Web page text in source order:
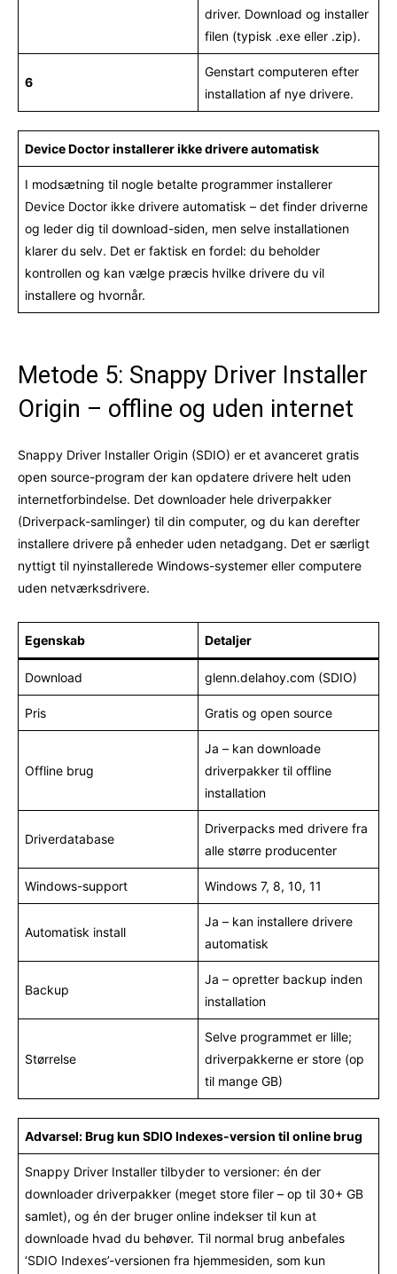
driver. Download og installer
filen (typisk .exe eller .zip).
6
Genstart computeren efter
installation af nye drivere.
Device Doctor installerer ikke drivere automatisk
I modsætning til nogle betalte programmer installerer
Device Doctor ikke drivere automatisk – det finder driverne
og leder dig til download-siden, men selve installationen
klarer du selv. Det er faktisk en fordel: du beholder
kontrollen og kan vælge præcis hvilke drivere du vil
installere og hvornår.
Metode 5: Snappy Driver Installer
Origin – offline og uden internet
Snappy Driver Installer Origin (SDIO) er et avanceret gratis
open source-program der kan opdatere drivere helt uden
internetforbindelse. Det downloader hele driverpakker
(Driverpack-samlinger) til din computer, og du kan derefter
installere drivere på enheder uden netadgang. Det er særligt
nyttigt til nyinstallerede Windows-systemer eller computere
uden netværksdrivere.
Egenskab Detaljer
Download glenn.delahoy.com (SDIO)
Pris Gratis og open source
Offline brug
Ja – kan downloade
driverpakker til offline
installation
Driverdatabase
Driverpacks med drivere fra
alle større producenter
Windows-support Windows 7, 8, 10, 11
Automatisk install
Ja – kan installere drivere
automatisk
Backup
Ja – opretter backup inden
installation
Størrelse
Selve programmet er lille;
driverpakkerne er store (op
til mange GB)
Advarsel: Brug kun SDIO Indexes-version til online brug
Snappy Driver Installer tilbyder to versioner: én der
downloader driverpakker (meget store filer – op til 30+ GB
samlet), og én der bruger online indekser til kun at
downloade hvad du behøver. Til normal brug anbefales
‘SDIO Indexes’-versionen fra hjemmesiden, som kun